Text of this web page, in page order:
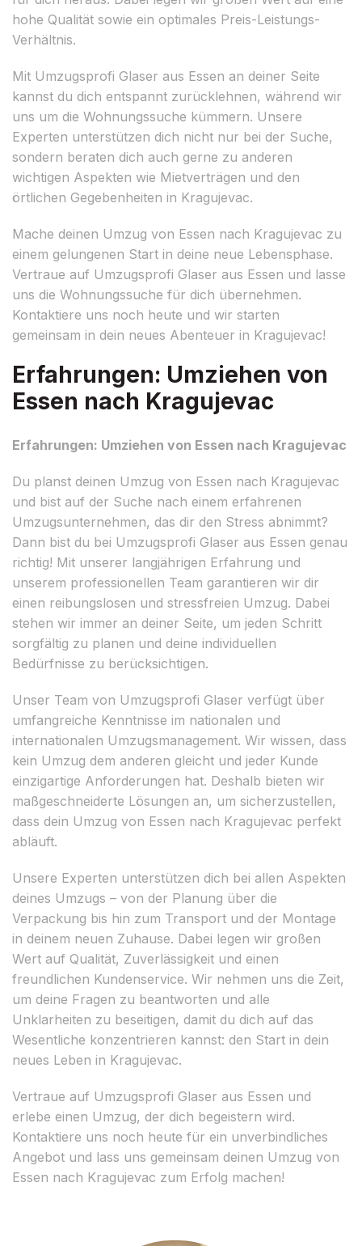
hohe Qualität sowie ein optimales Preis-Leistungs-
Verhältnis.
Mit Umzugsprofi Glaser aus Essen an deiner Seite
kannst du dich entspannt zurücklehnen, während wir
uns um die Wohnungssuche kümmern. Unsere
Experten unterstützen dich nicht nur bei der Suche,
sondern beraten dich auch gerne zu anderen
wichtigen Aspekten wie Mietverträgen und den
örtlichen Gegebenheiten in Kragujevac.
Mache deinen Umzug von Essen nach Kragujevac zu
einem gelungenen Start in deine neue Lebensphase.
Vertraue auf Umzugsprofi Glaser aus Essen und lasse
uns die Wohnungssuche für dich übernehmen.
Kontaktiere uns noch heute und wir starten
gemeinsam in dein neues Abenteuer in Kragujevac!
Erfahrungen: Umziehen von
Essen nach Kragujevac
Erfahrungen: Umziehen von Essen nach Kragujevac
Du planst deinen Umzug von Essen nach Kragujevac
und bist auf der Suche nach einem erfahrenen
Umzugsunternehmen, das dir den Stress abnimmt?
Dann bist du bei Umzugsprofi Glaser aus Essen genau
richtig! Mit unserer langjährigen Erfahrung und
unserem professionellen Team garantieren wir dir
einen reibungslosen und stressfreien Umzug. Dabei
stehen wir immer an deiner Seite, um jeden Schritt
sorgfältig zu planen und deine individuellen
Bedürfnisse zu berücksichtigen.
Unser Team von Umzugsprofi Glaser verfügt über
umfangreiche Kenntnisse im nationalen und
internationalen Umzugsmanagement. Wir wissen, dass
kein Umzug dem anderen gleicht und jeder Kunde
einzigartige Anforderungen hat. Deshalb bieten wir
maßgeschneiderte Lösungen an, um sicherzustellen,
dass dein Umzug von Essen nach Kragujevac perfekt
abläuft.
Unsere Experten unterstützen dich bei allen Aspekten
deines Umzugs – von der Planung über die
Verpackung bis hin zum Transport und der Montage
in deinem neuen Zuhause. Dabei legen wir großen
Wert auf Qualität, Zuverlässigkeit und einen
freundlichen Kundenservice. Wir nehmen uns die Zeit,
um deine Fragen zu beantworten und alle
Unklarheiten zu beseitigen, damit du dich auf das
Wesentliche konzentrieren kannst: den Start in dein
neues Leben in Kragujevac.
Vertraue auf Umzugsprofi Glaser aus Essen und
erlebe einen Umzug, der dich begeistern wird.
Kontaktiere uns noch heute für ein unverbindliches
Angebot und lass uns gemeinsam deinen Umzug von
Essen nach Kragujevac zum Erfolg machen!